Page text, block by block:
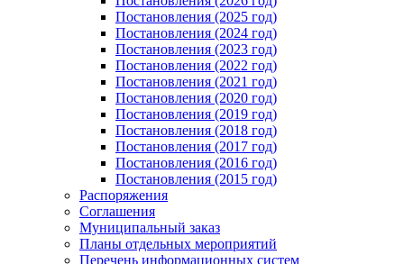
Постановления (2025 год)
Постановления (2024 год)
Постановления (2023 год)
Постановления (2022 год)
Постановления (2021 год)
Постановления (2020 год)
Постановления (2019 год)
Постановления (2018 год)
Постановления (2017 год)
Постановления (2016 год)
Постановления (2015 год)
Распоряжения
Соглашения
Муниципальный заказ
Планы отдельных мероприятий
Перечень информационных систем